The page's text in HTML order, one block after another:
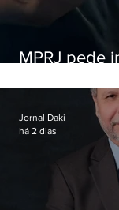
MPRJ pede
Jornal Daki
há 2 dias